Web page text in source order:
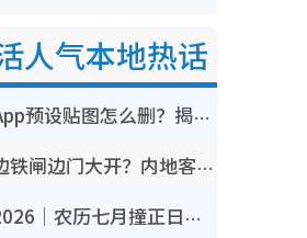
人气本地热话
WhatsApp预设贴图怎么删？揭秘1招“反向操作”还原简洁界面 附3步实测教程
香港山边铁闸边门大开？内地客困惑意义何在！网友神回复：这种叫法理性防御
鬼门开2026｜农历七月撞正日全食特别邪？专家警告切忌做一事！揭4大禁忌+2招保平安